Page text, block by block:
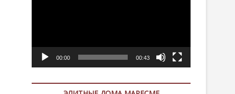
00:00 00:43